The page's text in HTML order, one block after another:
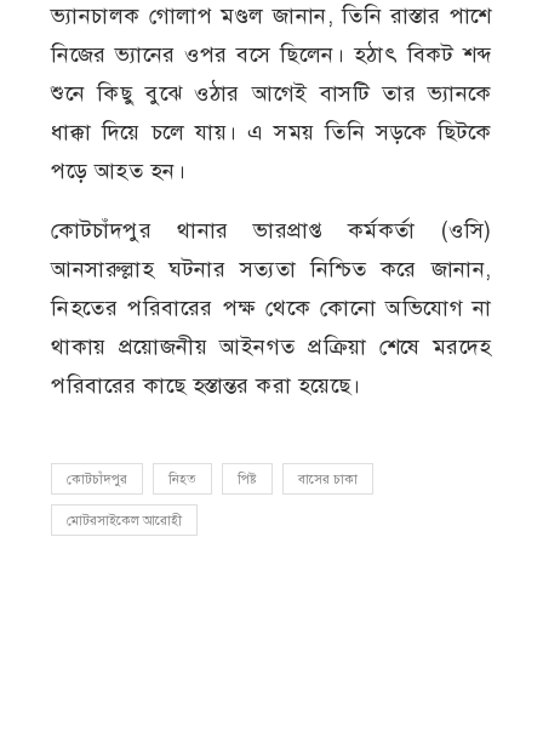
ভ্যানচালক গোলাপ মণ্ডল জানান, তিনি রাস্তার পাশে
নিজের ভ্যানের ওপর বসে ছিলেন। হঠাৎ বিকট শব্দ
শুনে কিছু বুঝে ওঠার আগেই বাসটি তার ভ্যানকে
ধাক্কা দিয়ে চলে যায়। এ সময় তিনি সড়কে ছিটকে
পড়ে আহত হন।
কোটচাঁদপুর থানার ভারপ্রাপ্ত কর্মকর্তা (ওসি)
আনসারুল্লাহ ঘটনার সত্যতা নিশ্চিত করে জানান,
নিহতের পরিবারের পক্ষ থেকে কোনো অভিযোগ না
থাকায় প্রয়োজনীয় আইনগত প্রক্রিয়া শেষে মরদেহ
পরিবারের কাছে হস্তান্তর করা হয়েছে।
কোটচাঁদপুর নিহত পিষ্ট বাসের চাকা
মোটরসাইকেল আরোহী